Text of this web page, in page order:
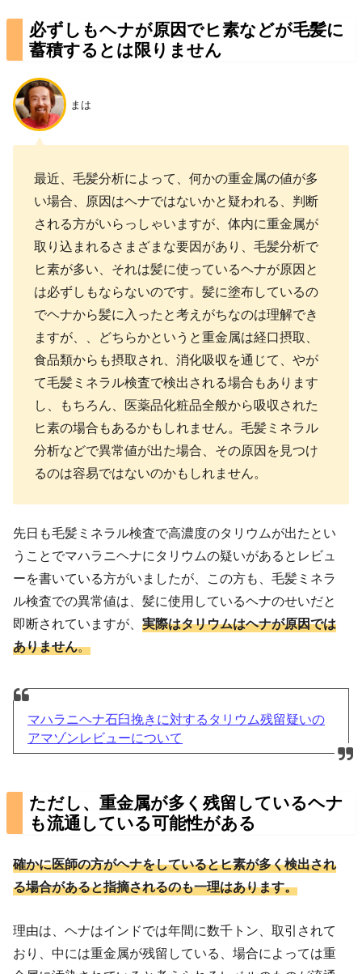
必ずしもヘナが原因でヒ素などが毛髪に
蓄積するとは限りません
まは
最近、毛髪分析によって、何かの重金属の値が多
い場合、原因はヘナではないかと疑われる、判断
される方がいらっしゃいますが、体内に重金属が
取り込まれるさまざまな要因があり、毛髪分析で
ヒ素が多い、それは髪に使っているヘナが原因と
は必ずしもならないのです。髪に塗布しているの
でヘナから髪に入ったと考えがちなのは理解でき
ますが、、どちらかというと重金属は経口摂取、
食品類からも摂取され、消化吸収を通じて、やが
て毛髪ミネラル検査で検出される場合もあります
し、もちろん、医薬品化粧品全般から吸収された
ヒ素の場合もあるかもしれません。毛髪ミネラル
分析などで異常値が出た場合、その原因を見つけ
るのは容易ではないのかもしれません。
先日も毛髪ミネラル検査で高濃度のタリウムが出たとい
うことでマハラニヘナにタリウムの疑いがあるとレビュ
ーを書いている方がいましたが、この方も、毛髪ミネラ
ル検査での異常値は、髪に使用しているヘナのせいだと
即断されていますが、実際はタリウムはヘナが原因では
ありません。
マハラニヘナ石臼挽きに対するタリウム残留疑いの
アマゾンレビューについて
ただし、重金属が多く残留しているヘナ
も流通している可能性がある
確かに医師の方がヘナをしているとヒ素が多く検出され
る場合があると指摘されるのも一理はあります。
理由は、ヘナはインドでは年間に数千トン、取引されて
おり、中には重金属が残留している、場合によっては重